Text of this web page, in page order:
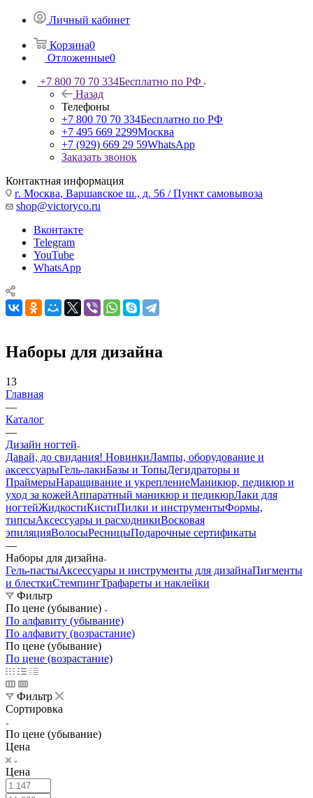
Личный кабинет
Корзина0
Отложенные0
+7 800 70 70 334Бесплатно по РФ
Назад
Телефоны
+7 800 70 70 334Бесплатно по РФ
+7 495 669 2299Москва
+7 (929) 669 29 59WhatsApp
Заказать звонок
Контактная информация
г. Москва, Варшавское ш., д. 56 / Пункт самовывоза
shop@victoryco.ru
Вконтакте
Telegram
YouTube
WhatsApp
Наборы для дизайна
13
Главная
—
Каталог
—
Дизайн ногтей
Давай, до свидания! НовинкиЛампы, оборудование и
аксессуарыГель-лакиБазы и ТопыДегидраторы и
ПраймерыНаращивание и укреплениеМаникюр, педикюр и
уход за кожейАппаратный маникюр и педикюрЛаки для
ногтейЖидкостиКистиПилки и инструментыФормы,
типсыАксессуары и расходникиВосковая
эпиляцияВолосыРесницыПодарочные сертификаты
—
Наборы для дизайна
Гель-пастыАксессуары и инструменты для дизайнаПигменты
и блесткиСтемпингТрафареты и наклейки
Фильтр
По цене (убывание)
По алфавиту (убывание)
По алфавиту (возрастание)
По цене (убывание)
По цене (возрастание)
Фильтр
Сортировка
По цене (убывание)
Цена
Цена